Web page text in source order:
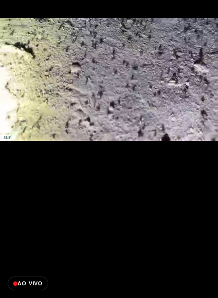
AO VIVO